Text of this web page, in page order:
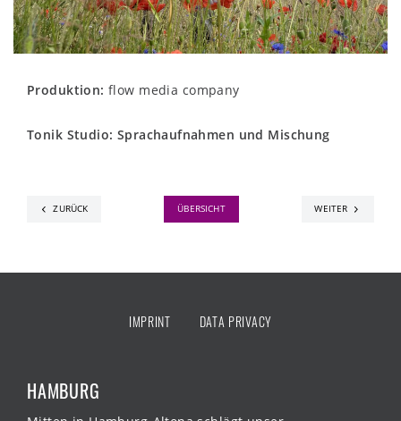
Produktion:flow media company
Tonik Studio: Sprachaufnahmen und Mischung
ZURÜCK ÜBERSICHT WEITER
IMPRINT DATA PRIVACY
HAMBURG